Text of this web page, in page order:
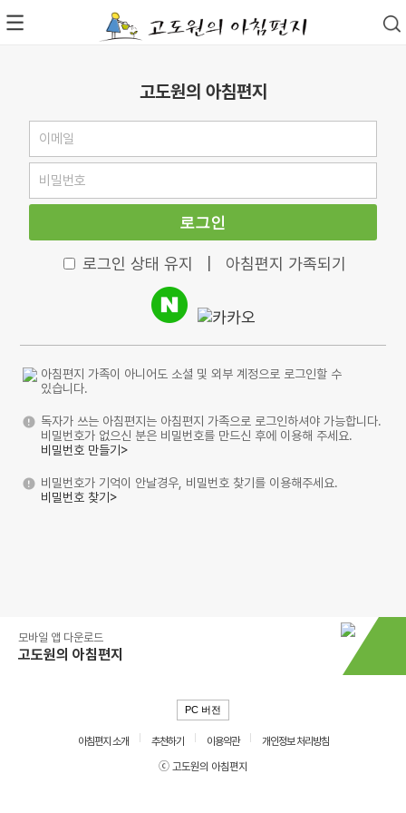
고도원의 아침편지
로그인
로그인 상태 유지 아침편지 가족되기
아침편지 가족이 아니어도 소셜 및 외부 계정으로 로그인할 수
있습니다.
독자가 쓰는 아침편지는 아침편지 가족으로 로그인하셔야 가능합니다.
비밀번호가 없으신 분은 비밀번호를 만드신 후에 이용해 주세요.
비밀번호 만들기>
비밀번호가 기억이 안날경우, 비밀번호 찾기를 이용해주세요.
비밀번호 찾기>
모바일 앱 다운로드
고도원의 아침편지
PC 버전
아침편지 소개 추천하기 이용약관
개인정보 처리방침
ⓒ 고도원의 아침편지